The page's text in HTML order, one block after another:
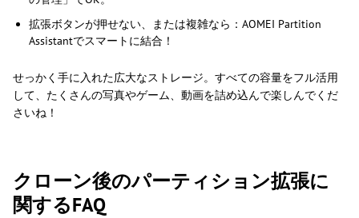
拡張ボタンが押せない、または複雑なら：AOMEI Partition
Assistantでスマートに結合！
せっかく手に入れた広大なストレージ。すべての容量をフル活用
して、たくさんの写真やゲーム、動画を詰め込んで楽しんでくだ
さいね！
クローン後のパーティション拡張に
関するFAQ